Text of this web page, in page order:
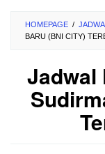
HOMEPAGE /
BARU (BNI CITY)
Jadwal